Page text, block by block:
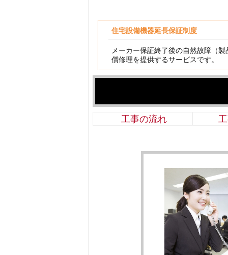
住宅設備機器延長保証制度
メーカー保証終了後の自然故障（
償修理を提供するサービスです。
工事の流れ